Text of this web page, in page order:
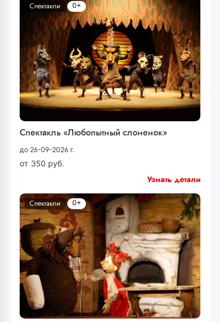
Спектакль «Любопытный слоненок»
до 26-09-2026 г.
от 350 руб.
Спектакли 0+
Узнать детали
Спектакли 0+